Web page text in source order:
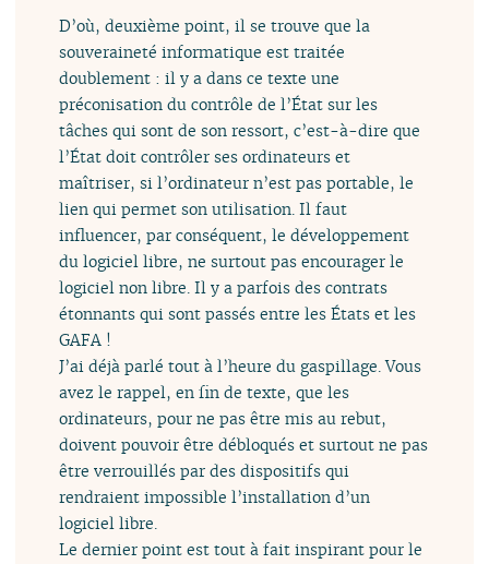
D’où, deuxième point, il se trouve que la
souveraineté informatique est traitée
doublement : il y a dans ce texte une
préconisation du contrôle de l’État sur les
tâches qui sont de son ressort, c’est-à-dire que
l’État doit contrôler ses ordinateurs et
maîtriser, si l’ordinateur n’est pas portable, le
lien qui permet son utilisation. Il faut
influencer, par conséquent, le développement
du logiciel libre, ne surtout pas encourager le
logiciel non libre. Il y a parfois des contrats
étonnants qui sont passés entre les États et les
GAFA !
J’ai déjà parlé tout à l’heure du gaspillage. Vous
avez le rappel, en fin de texte, que les
ordinateurs, pour ne pas être mis au rebut,
doivent pouvoir être débloqués et surtout ne pas
être verrouillés par des dispositifs qui
rendraient impossible l’installation d’un
logiciel libre.
Le dernier point est tout à fait inspirant pour le